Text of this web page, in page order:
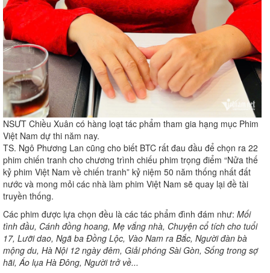
NSƯT Chiều Xuân có hàng loạt tác phẩm tham gia hạng mục Phim
Việt Nam dự thi năm nay.
TS. Ngô Phương Lan cũng cho biết BTC rất đau đầu để chọn ra 22
phim chiến tranh cho chương trình chiếu phim trọng điểm “Nửa thế
kỷ phim Việt Nam về chiến tranh” kỷ niệm 50 năm thống nhất đất
nước và mong mỏi các nhà làm phim Việt Nam sẽ quay lại đề tài
truyền thống.
Các phim được lựa chọn đều là các tác phẩm đình đám như: Mối
tình đầu, Cánh đồng hoang, Mẹ vắng nhà, Chuyện cổ tích cho tuổi
17, Lưỡi dao, Ngã ba Đồng Lộc, Vào Nam ra Bắc, Người đàn bà
mộng du, Hà Nội 12 ngày đêm, Giải phóng Sài Gòn, Sống trong sợ
hãi, Áo lụa Hà Đông, Người trở về...